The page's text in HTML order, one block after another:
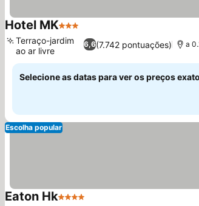
Hotel MK3 Estrelas
6,6(7.742 pontuações)
Terraço-jardim
ao ar livre
a
Selecione as datas para ver os preços
Escolha popular
Eaton Hk4 Estrelas